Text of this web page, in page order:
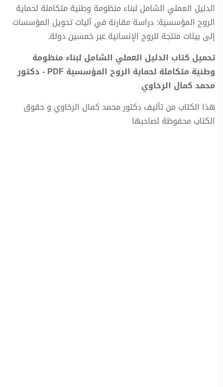
الدليل العملي الشامل لبناء منظومة وطنية متكاملة لحماية
الروح المؤسسية: دراسة مقارنة في آليات تحويل المؤسسات
إلى بيئات منتجة للروح الإنسانية عبر خمسين دولة.
تحميل كتاب الدليل العملي الشامل لبناء منظومة
وطنية متكاملة لحماية الروح المؤسسية PDF - دكتور
محمد كمال الرخاوي
هذا الكتاب من تأليف دكتور محمد كمال الرخاوي و حقوق
الكتاب محفوظة لصاحبها